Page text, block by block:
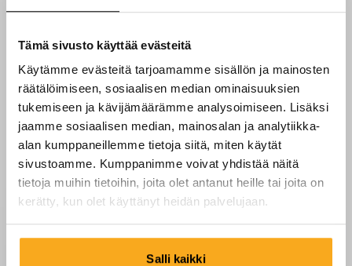
Tämä sivusto käyttää evästeitä
Käytämme evästeitä tarjoamamme sisällön ja mainosten
räätälöimiseen, sosiaalisen median ominaisuuksien
tukemiseen ja kävijämäärämme analysoimiseen. Lisäksi
jaamme sosiaalisen median, mainosalan ja analytiikka-
alan kumppaneillemme tietoja siitä, miten käytät
sivustoamme. Kumppanimme voivat yhdistää näitä
tietoja muihin tietoihin, joita olet antanut heille tai joita on
kerätty, kun olet käyttänyt heidän palvelujaan.
Salli kaikki